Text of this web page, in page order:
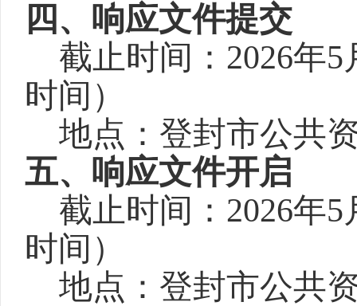
四、响应文件提交
截止时间： 2026年
时间）
地点：登封市公共
五、响应文件开启
截止时间： 2026年
时间）
地点：登封市公共